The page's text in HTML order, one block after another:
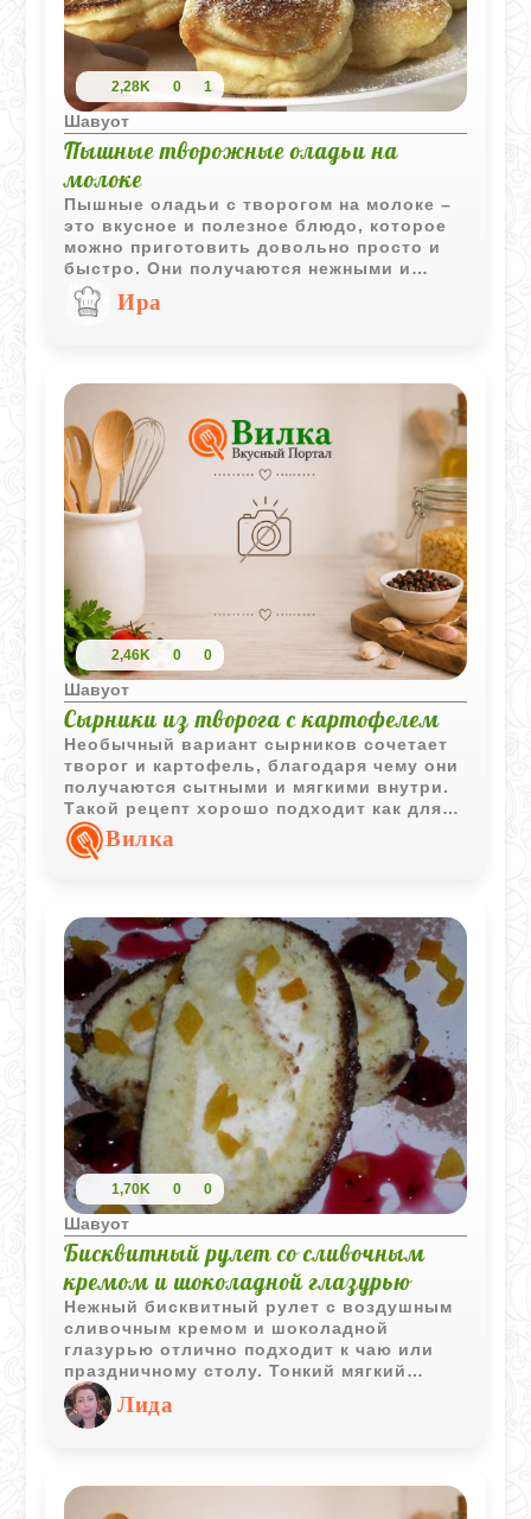
2,28K 0 1
Шавуот
Пышные творожные оладьи на
молоке
Пышные оладьи с творогом на молоке –
это вкусное и полезное блюдо, которое
можно приготовить довольно просто и
быстро. Они получаются нежными и
воздушными, идеальными для завтрака
или перекуса. Подавать их можно с
Ира
2,46K 0 0
Шавуот
Сырники из творога с картофелем
Необычный вариант сырников сочетает
творог и картофель, благодаря чему они
получаются сытными и мягкими внутри.
Такой рецепт хорошо подходит как для
завтрака, так и для полноценного
перекуса.
Вилка
1,70K 0 0
Шавуот
Бисквитный рулет со сливочным
кремом и шоколадной глазурью
Нежный бисквитный рулет с воздушным
сливочным кремом и шоколадной
глазурью отлично подходит к чаю или
праздничному столу. Тонкий мягкий
бисквит легко сворачивается, а
сочетание сливок и шоколада делает
десерт особенно уютным и домашним.
Лида